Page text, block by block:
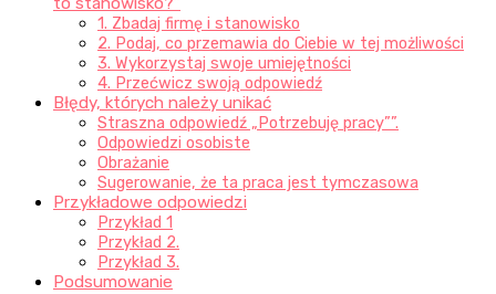
1. Zbadaj firmę i stanowisko
2. Podaj, co przemawia do Ciebie w tej możliwości
3. Wykorzystaj swoje umiejętności
4. Przećwicz swoją odpowiedź
Błędy, których należy unikać
Straszna odpowiedź „Potrzebuję pracy””.
Odpowiedzi osobiste
Obrażanie
Sugerowanie, że ta praca jest tymczasowa
Przykładowe odpowiedzi
Przykład 1
Przykład 2.
Przykład 3.
Podsumowanie